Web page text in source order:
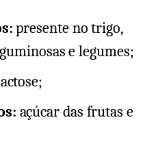
presente no trigo,
e legumes;
açúcar das frutas e